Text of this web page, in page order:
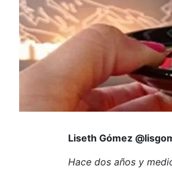
Liseth Gómez
Hace dos años y